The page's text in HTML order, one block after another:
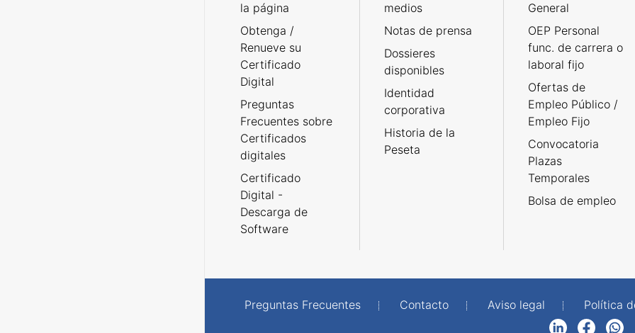
la página
Obtenga /
Renueve su
Certificado
Digital
Preguntas
Frecuentes sobre
Certificados
digitales
Certificado
Digital -
Descarga de
Software
medios
Notas de prensa
Dossieres
disponibles
Identidad
corporativa
Historia de la
Peseta
General
OEP Personal
func. de carrera o
laboral fijo
Ofertas de
Empleo Público /
Empleo Fijo
Convocatoria
Plazas
Temporales
Bolsa de empleo
Preguntas Frecuentes Contacto Aviso legal Política
FacebookWhatsApp